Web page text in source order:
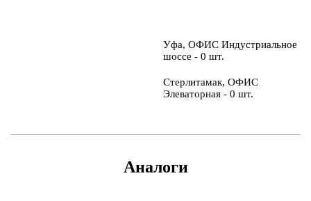
Уфа, ОФИС Индустриальное
шоссе - 0 шт.
Стерлитамак, ОФИС
Элеваторная - 0 шт.
Аналоги